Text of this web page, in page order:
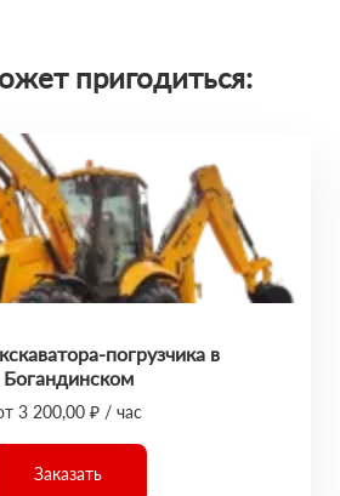
пригодиться:
погрузчика в
Богандинском
3 200,00 ₽ / час
Заказать